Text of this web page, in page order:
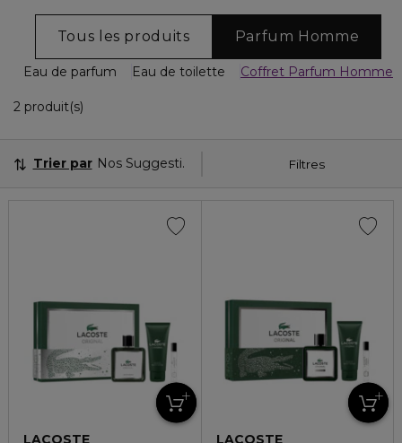
Tous les produits Parfum Homme
Eau de parfum Eau de toilette Coffret Parfum Homme
2 produit(s)
Filtres
Trier par Nos Suggestions
LACOSTE
LACOSTE